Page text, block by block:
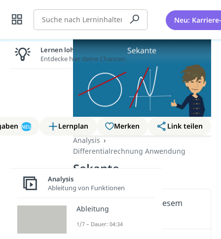
Suche Neu:
NEU Lernplan Merken
Link teilen
Analysis
Differentialrechnung Anwendung
Sekante
Wichtige Inhalte in diesem
Video
Lernen lohnt sich!
Entdecke hier deine Chancen.
Analysis
Ableitung von Funktionen
Ableitung
1/7 – Dauer: 04:34